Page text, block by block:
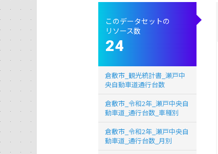
このデータセットの
リソース数
24
倉敷市_観光統計書_瀬戸中
央自動車道通行台数
倉敷市_令和2年_瀬戸中央自
動車道_通行台数_車種別
倉敷市_令和2年_瀬戸中央自
動車道_通行台数_月別